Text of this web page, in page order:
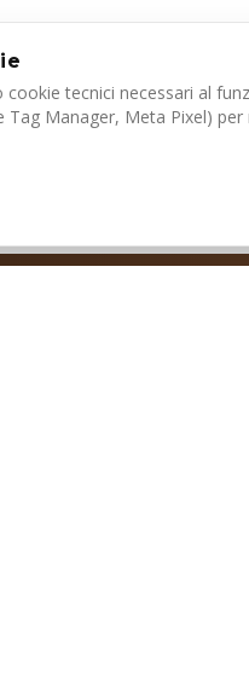
cookie tecnici necessari al
Tag Manager, Meta Pixel)